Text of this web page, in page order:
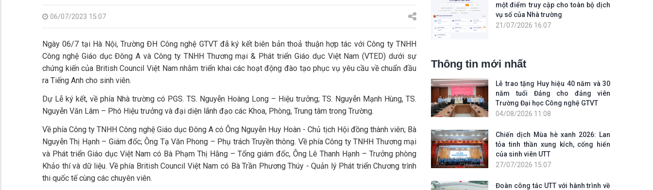
06/07/2023 15:07
Ngày 06/7 tại Hà Nội, Trường ĐH Công nghệ GTVT đã ký kết biên bản thoả thuận hợp tác với Công ty TNHH
Công nghệ Giáo dục Đông A và Công ty TNHH Thương mại & Phát triển Giáo dục Việt Nam (VTED) dưới sự
chứng kiến của British Council Việt Nam nhằm triển khai các hoạt động đào tạo phục vụ yêu cầu về chuẩn đầu
ra Tiếng Anh cho sinh viên.
Dự Lễ ký kết, về phía Nhà trường có PGS. TS. Nguyễn Hoàng Long – Hiệu trưởng; TS. Nguyễn Mạnh Hùng, TS.
Nguyễn Văn Lâm – Phó Hiệu trưởng và đại diện lãnh đạo các Khoa, Phòng, Trung tâm trong Trường.
Về phía Công ty TNHH Công nghệ Giáo dục Đông A có Ông Nguyễn Huy Hoàn - Chủ tịch Hội đồng thành viên; Bà
Nguyễn Thị Hạnh – Giám đốc; Ông Tạ Văn Phong – Phụ trách Truyền thông. Về phía Công ty TNHH Thương mại
và Phát triển Giáo dục Việt Nam có Bà Phạm Thị Hằng – Tổng giám đốc, Ông Lê Thanh Hạnh – Trưởng phòng
Khảo thí và dữ liệu. Về phía British Council Việt Nam có Bà Trần Phương Thúy - Quản lý Phát triển Chương trình
thi quốc tế cùng các chuyên viên.
một điểm truy cập cho toàn bộ dịch
vụ số của Nhà trường
21/07/2026 16:07
Thông tin mới nhất
Lễ trao tặng Huy hiệu 40 năm và 30
năm tuổi Đảng cho đảng viên
Trường Đại học Công nghệ GTVT
04/08/2026 11:08
Chiến dịch Mùa hè xanh 2026: Lan
tỏa tinh thần xung kích, cống hiến
của sinh viên UTT
27/07/2026 15:07
Đoàn công tác UTT với hành trình về